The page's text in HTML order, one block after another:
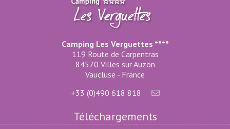
Camping Les Verguettes ****
119 Route de Carpentras
84570 Villes sur Auzon
Vaucluse - France
+33 (0)490 618 818
Téléchargements